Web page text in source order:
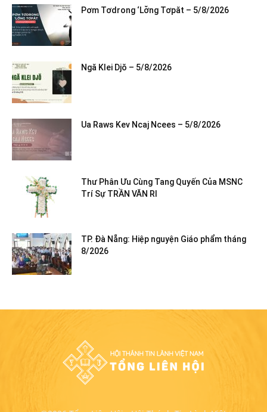
Pơm Tơdrong ‘Lơ̆ng Tơpăt – 5/8/2026
Ngă Klei Djŏ – 5/8/2026
Ua Raws Kev Ncaj Ncees – 5/8/2026
Thư Phân Ưu Cùng Tang Quyến Của MSNC
Trí Sự TRẦN VĂN RI
TP. Đà Nẵng: Hiệp nguyện Giáo phẩm tháng
8/2026